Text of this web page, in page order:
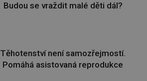
Budou se vraždit malé děti dál?
Těhotenství není samozřejmostí.
Pomáhá asistovaná reprodukce